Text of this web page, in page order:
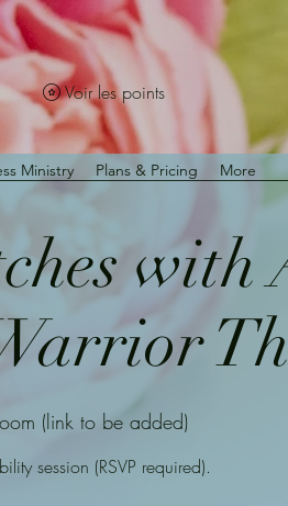
Ministry Plans & Pricing More
Voir les points
with
(link to be added)
session (RSVP required).